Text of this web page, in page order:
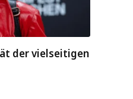
der vielseitigen